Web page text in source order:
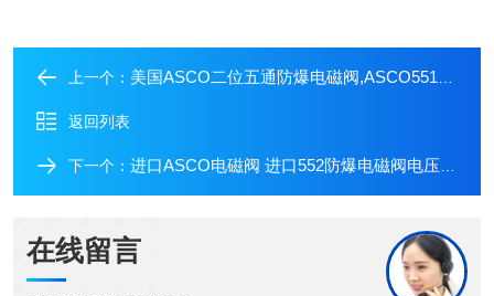
上一个： 美国ASCO二位五通防爆电磁阀,ASCO551系列防爆电磁阀
返回列表
下一个： 进口ASCO电磁阀 进口552防爆电磁阀电压为220V
在线留言